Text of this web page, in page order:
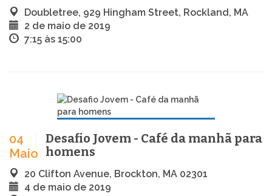
Doubletree, 929 Hingham Street, Rockland, MA
2 de maio de 2019
7:15 às 15:00
04
Maio
Desafio Jovem - Café da manhã para
homens
20 Clifton Avenue, Brockton, MA 02301
4 de maio de 2019